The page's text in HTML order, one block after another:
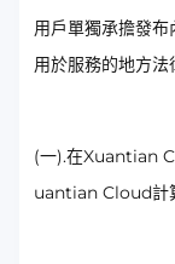
用戶單獨承擔發
用於服務的地方法
(一).在Xuantian
uantian Cloud計